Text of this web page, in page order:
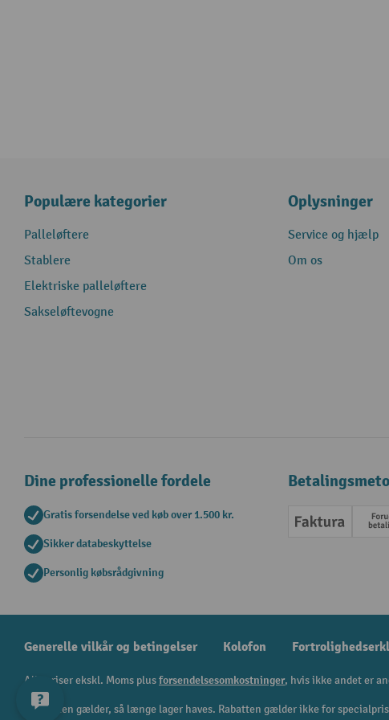
Populære kategorier
Palleløftere
Stablere
Elektriske palleløftere
Sakseløftevogne
Oplysninger
Service og hjælp
Om os
Dine professionelle fordele
Gratis forsendelse ved køb over 1.500 kr.
Sikker databeskyttelse
Personlig købsrådgivning
Faktura
Generelle vilkår og betingelser Kolofon
Alle priser ekskl. Moms plusforsendelsesomkostninger, hvis ikke andet er
¹ Rabatten gælder, så længe lager haves. Rabatten gælder ikke for